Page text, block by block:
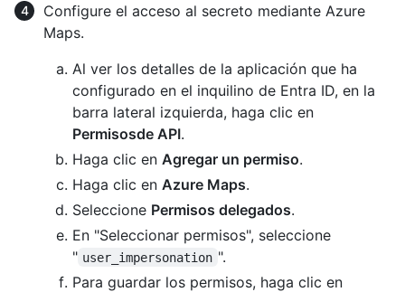
Configure el acceso al secreto mediante Azure
Maps.
Al ver los detalles de la aplicación que ha
configurado en el inquilino de Entra ID, en la
barra lateral izquierda, haga clic en
Permisosde API.
Haga clic en Agregar un permiso.
Haga clic en Azure Maps.
Seleccione Permisos delegados.
En "Seleccionar permisos", seleccione
" user_impersonation ".
Para guardar los permisos, haga clic en